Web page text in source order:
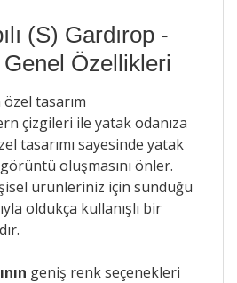
(S) Gardırop -
Özellikleri
özel tasarım
çizgileri ile yatak odanıza
tasarımı sayesinde yatak
oluşmasını önler.
ürünleriniz için sunduğu
oldukça kullanışlı bir
geniş renk seçenekleri